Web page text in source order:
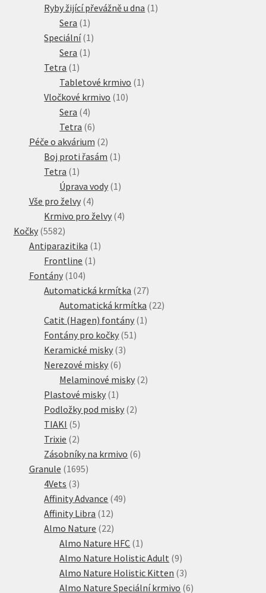
produkt
Ryby žijící převážně u dna 1 1
Sera 1 1
produkt
Speciální 1 1
Sera 1 1
Tetra 1 1
produkt
Tabletové krmivo 1 1
Vločkové krmivo 1010
Sera 44
produkty
Tetra 66
produktů
Péče o akvárium 22
produkty
Boj proti řasám 1 1
Tetra 1 1
produkt
Úprava vody 1 1
Vše pro želvy 44
produkty
Krmivo pro želvy 44
Kočky 55825582
produktů
Antiparazitika 1 1
Frontline 1 1
Fontány 104104
produktů
Automatická krmítka 2727
produktů
Automatická krmítka 2222
Catit (Hagen) fontány 1 1
Fontány pro kočky 51 51
Keramické misky 33
Nerezové misky 66
produktů
Melaminové misky 22
Plastové misky 1 1
produkt
Podložky pod misky 22
TIAKI 55
produktů
Trixie 22
produkty
Zásobníky na krmivo 66
Granule 16951695
4Vets 33
produkty
Affinity Advance 4949
Affinity Libra 1212
produktů
Almo Nature 2222
produktů
Almo Nature HFC 1 1
produkt
Almo Nature Holistic Adult 99
produktů
Almo Nature Holistic Kitten 33
produkty
Almo Nature Speciální krmivo 66